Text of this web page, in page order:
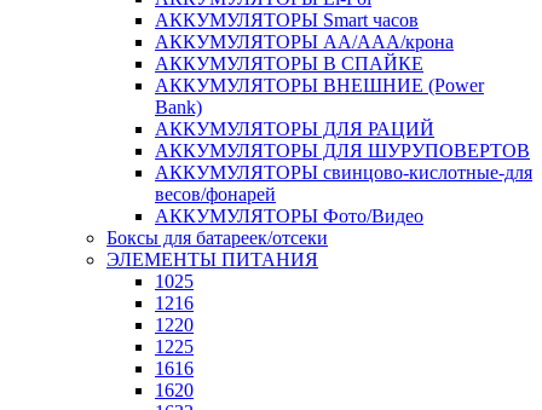
АККУМУЛЯТОРЫ Smart часов
АККУМУЛЯТОРЫ АА/ААА/крона
АККУМУЛЯТОРЫ В СПАЙКЕ
АККУМУЛЯТОРЫ ВНЕШНИЕ (Power
Bank)
АККУМУЛЯТОРЫ ДЛЯ РАЦИЙ
АККУМУЛЯТОРЫ ДЛЯ ШУРУПОВЕРТОВ
АККУМУЛЯТОРЫ свинцово-кислотные-для
весов/фонарей
АККУМУЛЯТОРЫ Фото/Видео
Боксы для батареек/отсеки
ЭЛЕМЕНТЫ ПИТАНИЯ
1025
1216
1220
1225
1616
1620